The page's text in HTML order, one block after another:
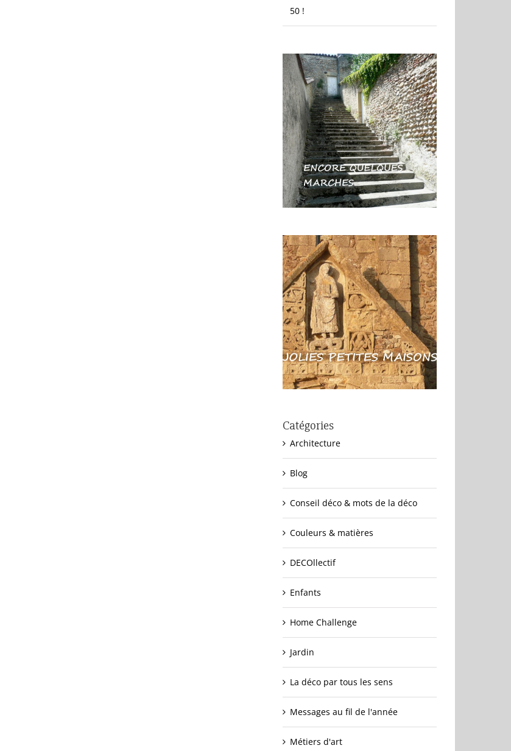
50 !
Catégories
Architecture
Blog
Conseil déco & mots de la déco
Couleurs & matières
DECOllectif
Enfants
Home Challenge
Jardin
La déco par tous les sens
Messages au fil de l'année
Métiers d'art